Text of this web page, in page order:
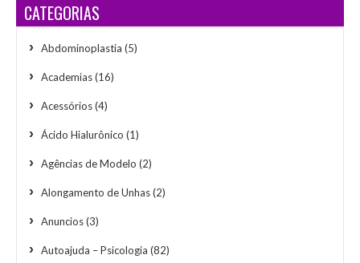
CATEGORIAS
Abdominoplastia (5)
Academias(16)
Acessórios(4)
Ácido Hialurônico (1)
Agências de Modelo (2)
Alongamento de Unhas(2)
Anuncios(3)
Autoajuda – Psicologia (82)